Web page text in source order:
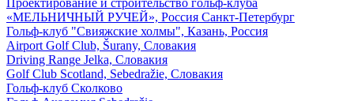
Проектирование и строительство гольф-клуба
«МЕЛЬНИЧНЫЙ РУЧЕЙ», Россия Санкт-Петербург
Гольф-клуб "Свияжские холмы", Казань, Россия
Airport Golf Club, Šurany, Словакия
Driving Range Jelka, Словакия
Golf Club Scotland, Sebedražie, Словакия
Гольф-клуб Сколково